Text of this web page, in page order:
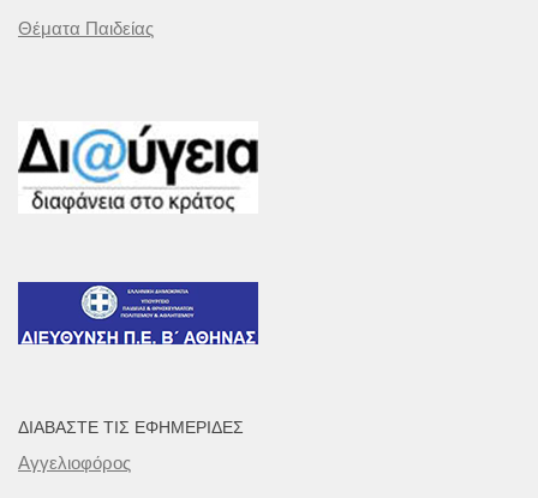
Θέματα Παιδείας
ΔΙΑΒΆΣΤΕ ΤΙΣ ΕΦΗΜΕΡΊΔΕΣ
Αγγελιοφόρος